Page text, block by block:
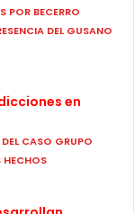
POR BECERRO
DEL GUSANO
en
CASO GRUPO
HECHOS